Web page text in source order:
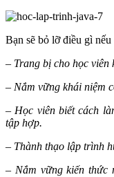
Bạn sẽ bỏ lỡ điều gì
– Trang bị cho học viên
– Nắm vững khái niệm
– Học viên biết cách
tập hợp.
– Thành thạo lập trình
– Nắm vững kiến thức